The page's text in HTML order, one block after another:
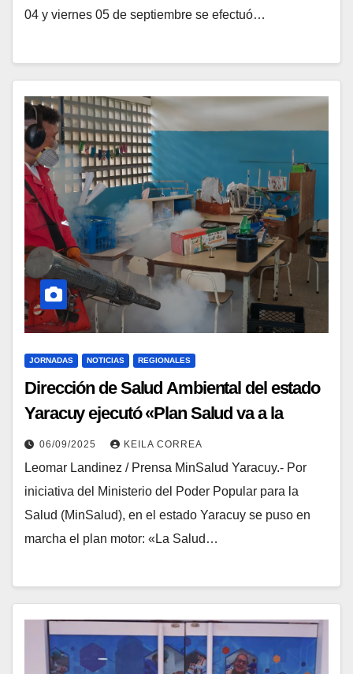
04 y viernes 05 de septiembre se efectuó…
JORNADAS NOTICIAS REGIONALES
Dirección de Salud Ambiental del estado
Yaracuy ejecutó «Plan Salud va a la
Escuela» para eliminación de vectores
06/09/2025 KEILA CORREA
Leomar Landinez / Prensa MinSalud Yaracuy.- Por
iniciativa del Ministerio del Poder Popular para la
Salud (MinSalud), en el estado Yaracuy se puso en
marcha el plan motor: «La Salud…